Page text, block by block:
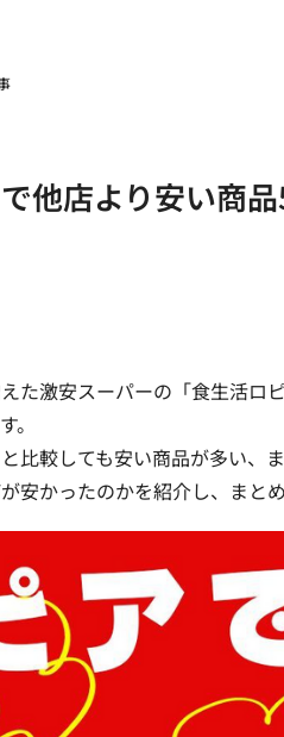
で他店より安い
た激安スーパーの「食生活
。
比較しても安い商品が多い、
安かったのかを紹介し、まと